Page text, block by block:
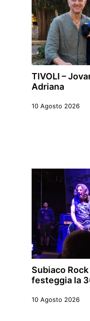
TIVOLI –
Adriana
10 Agosto 2026
Subiaco
festeggia la
10 Agosto 2026